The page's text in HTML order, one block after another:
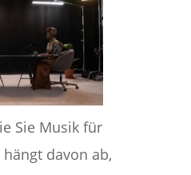
Sie Musik für
davon ab,